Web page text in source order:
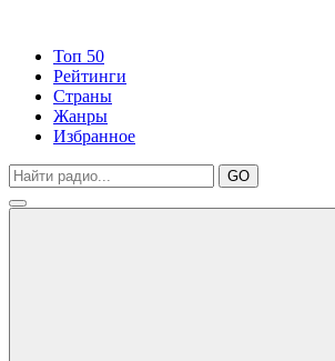
Топ 50
Рейтинги
Страны
Жанры
Избранное
GO